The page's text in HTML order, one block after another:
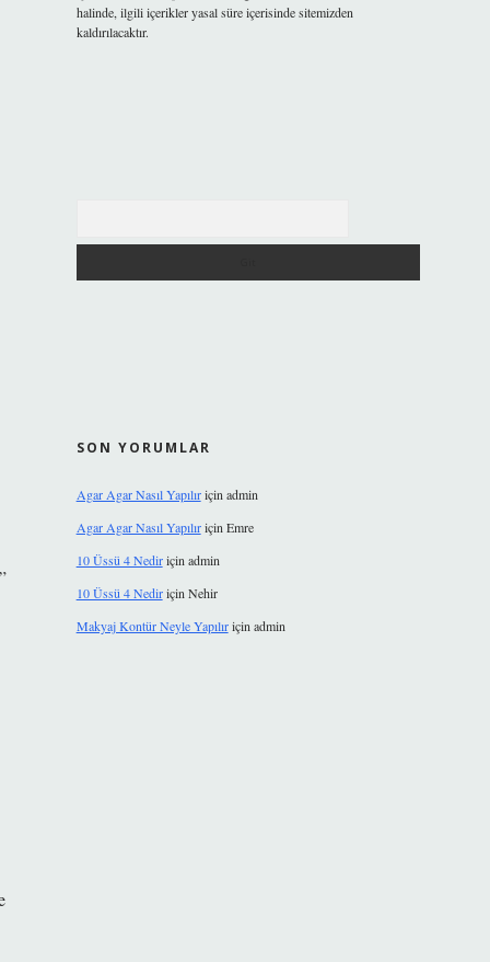
halinde, ilgili içerikler yasal süre içerisinde sitemizden
kaldırılacaktır.
SON YORUMLAR
Agar Agar Nasıl Yapılıriçin admin
Agar Agar Nasıl Yapılıriçin Emre
10 Üssü 4 Nediriçin admin
10 Üssü 4 Nediriçin Nehir
Makyaj Kontür Neyle Yapılıriçin admin